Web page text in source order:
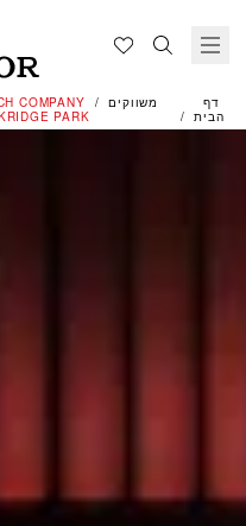
דף
הבית
משווקים
COMPANY
PARK‬